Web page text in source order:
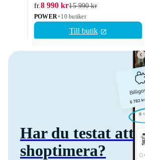
fr.8 990 kr15 990 kr
POWER+10 butiker
Till butik
Har du testat att
shoptimera?